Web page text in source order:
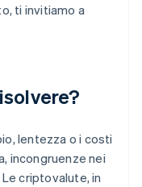
ti invitiamo a
lentezza o i costi
incongruenze nei
criptovalute, in